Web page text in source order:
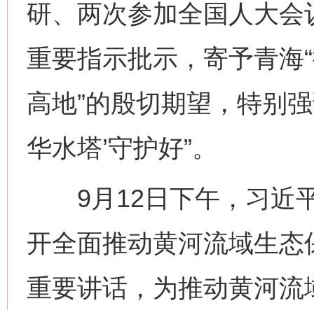
研、两次参加全国人大
重要指示批示，寄予青海
高地”的殷切期望，特别
华水塔’守护好”。
9月12日下午，习近平
开全面推动黄河流域生
重要讲话，为推动黄河